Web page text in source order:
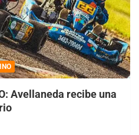
Avellaneda recibe una